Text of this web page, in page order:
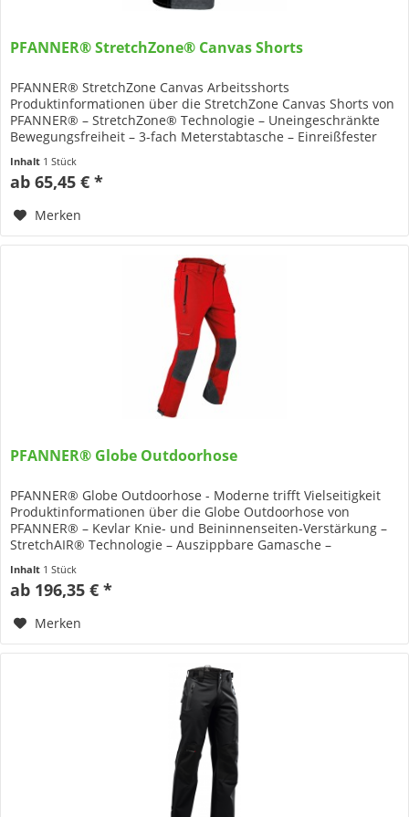
PFANNER® StretchZone® Canvas Shorts
PFANNER® StretchZone Canvas Arbeitsshorts
Produktinformationen über die StretchZone Canvas Shorts von
PFANNER® – StretchZone® Technologie – Uneingeschränkte
Bewegungsfreiheit – 3-fach Meterstabtasche – Einreißfester
Inhalt 1 Stück
ab 65,45 € *
Merken
PFANNER® Globe Outdoorhose
PFANNER® Globe Outdoorhose - Moderne trifft Vielseitigkeit
Produktinformationen über die Globe Outdoorhose von
PFANNER® – Kevlar Knie- und Beininnenseiten-Verstärkung –
StretchAIR® Technologie – Auszippbare Gamasche –
Inhalt 1 Stück
ab 196,35 € *
Merken